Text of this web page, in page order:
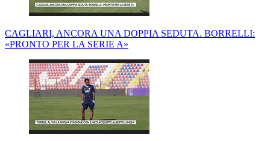
CAGLIARI, ANCORA UNA DOPPIA SEDUTA. BORRELLI:
«PRONTO PER LA SERIE A»